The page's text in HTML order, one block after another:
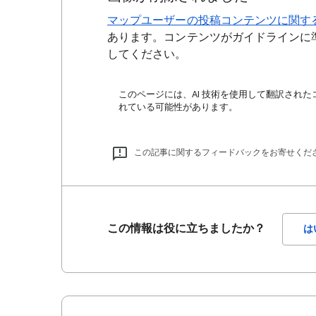
マップユーザーの投稿コンテンツに関す
あります。コンテンツがガイドライン
してください。
このページには、AI 技術を使用して翻訳され
れている可能性があります。
この記事に関するフィードバックをお寄せくだ
この情報は役に立ちましたか？ は